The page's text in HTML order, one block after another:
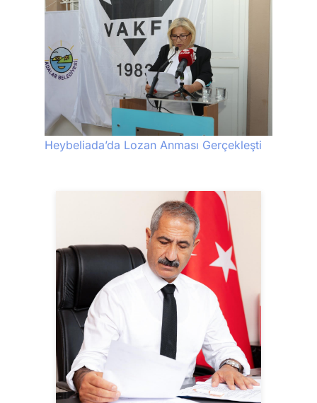
Heybeliada’da Lozan Anması Gerçekleşti